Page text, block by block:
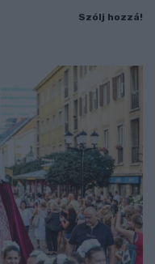
Szólj hozzá!